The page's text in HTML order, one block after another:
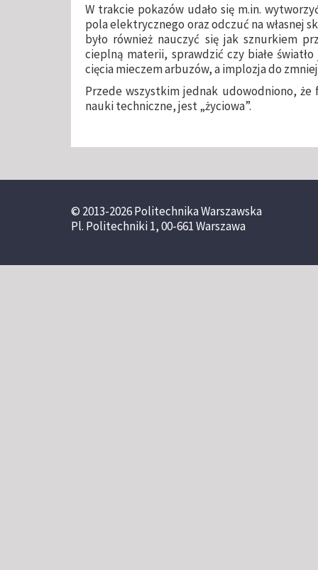
W trakcie pokazów udało się m.in.
pola elektrycznego oraz odczuć na własnej
było również nauczyć się jak sznurkiem
cieplną materii, sprawdzić czy białe
cięcia mieczem arbuzów, a implozja do
Przede wszystkim jednak udowodniono,
nauki techniczne, jest „życiowa”.
© 2013-2026 Politechnika Warszawska
Pl. Politechniki 1, 00-661 Warszawa